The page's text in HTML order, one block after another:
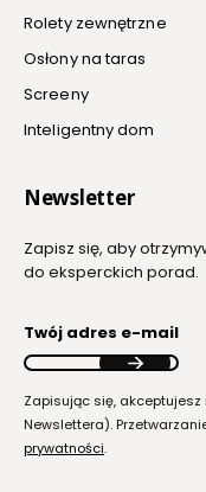
Rolety zewnętrzne
Osłony na taras
Screeny
Inteligentny dom
Newsletter
Zapisz się, aby
do eksperckich porad.
Twój adres e-mail
Zapisując się, akceptujesz
Newslettera).
prywatności.